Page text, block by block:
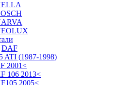
DAF
ATI (1987-1998)
2001<
106 2013<
2005<